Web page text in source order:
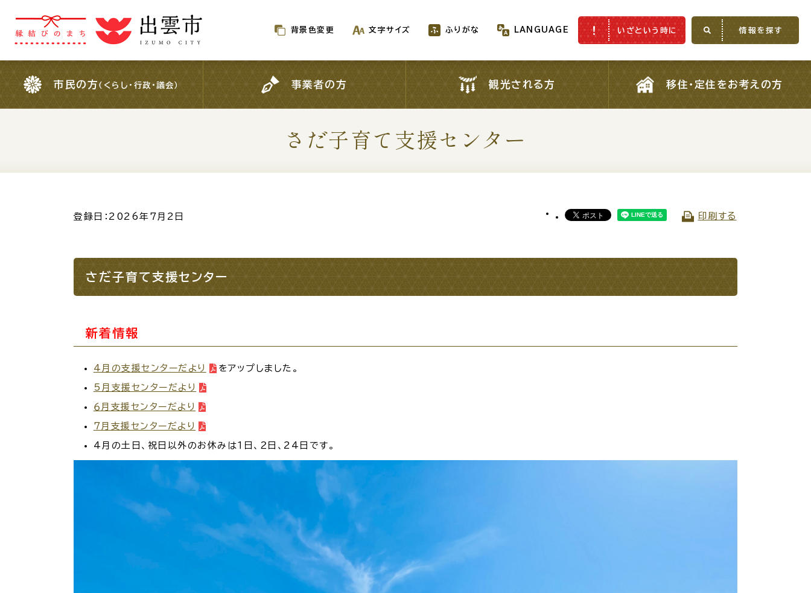
背景色変更 文字サイズ ふりがな LANGUAGE いざという時に 情報を探す
背景色変更 文字サイズ ふりがな LANGUAGE いざという時に 情報を探す
新着情報一覧
場面 探
引っ越し
目的 から探す
ライフライン
市民の方 （くらし・行政・議会） 事業者の方 観光される方 移住・定住をお考えの方
さだ子育て支援センター
登録日：2026年7月2日 印刷する
さだ子育て支援センター
新着情報
4月の支援センターだより をアップしました。
5月支援センターだより
６月支援センターだより
7月支援センターだより
4月の土日、祝日以外のお休みは１日、２日、24日です。